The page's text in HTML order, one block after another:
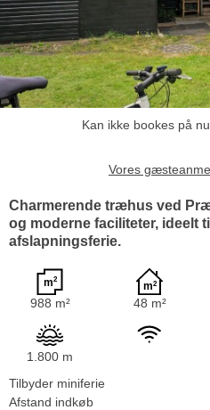
Kan ikke bookes på
Vores
Charmerende træhus ved
og moderne faciliteter, ideelt
afslapningsferie.
988 m² 48 m²
1.800 m
Tilbyder miniferie
Afstand indkøb